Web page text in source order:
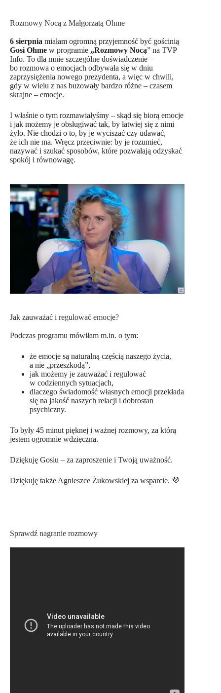
Rozmowy Nocą z Małgorzatą Ohme
6 sierpnia miałam ogromną przyjemność być gościnią
Gosi Ohme w programie „Rozmowy Nocą” na TVP
Info. To dla mnie szczególne doświadczenie –
bo rozmowa o emocjach odbywała się w dniu
zaprzysiężenia nowego prezydenta, a więc w chwili,
gdy w wielu z nas buzowały bardzo różne – czasem
skrajne – emocje.
I właśnie o tym rozmawiałyśmy – skąd się biorą emocje
i jak możemy je obsługiwać tak, by łatwiej się z nimi
żyło. Nie chodzi o to, by je wyciszać czy udawać,
że ich nie ma. Wręcz przeciwnie: by je rozumieć,
nazywać i szukać sposobów, które pozwalają odzyskać
spokój i równowagę.
Jak zauważać i regulować emocje?
Podczas programu mówiłam m.in. o tym:
że emocje są naturalną częścią naszego życia,
a nie „przeszkodą”,
jak możemy je zauważać i regulować
w codziennych sytuacjach,
dlaczego świadomość własnych emocji przekłada
się na jakość naszych relacji i dobrostan
psychiczny.
To były 45 minut pięknej i ważnej rozmowy, za którą
jestem ogromnie wdzięczna.
Dziękuję Gosiu – za zaproszenie i Twoją uważność.
Dziękuję także Agnieszce Żukowskiej za wsparcie. 💜
Sprawdź nagranie rozmowy